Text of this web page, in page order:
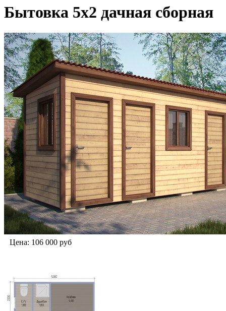
Бытовка 5х2 дачная сборная
Цена: 106 000 руб